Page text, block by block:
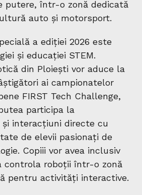
putere, într-o zonă dedicată
auto și motorsport.
a ediției 2026 este
și educației STEM.
din Ploiești vor aduce la
ai campionatelor
FIRST Tech Challenge,
participa la
interacțiuni directe cu
de elevii pasionați de
Copiii vor avea inclusiv
controla roboții într-o zonă
pentru activități interactive.